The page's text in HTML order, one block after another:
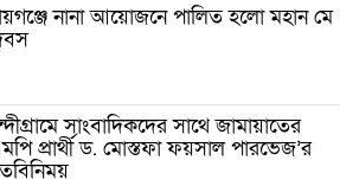
নানা আয়োজনে পালিত হলো মহান মে
সাংবাদিকদের সাথে জামায়াতের
প্রার্থী ড. মোস্তফা ফয়সাল পারভেজ’র